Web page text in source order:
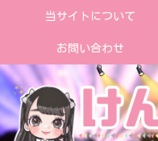
当サイトについて
お問い合わせ